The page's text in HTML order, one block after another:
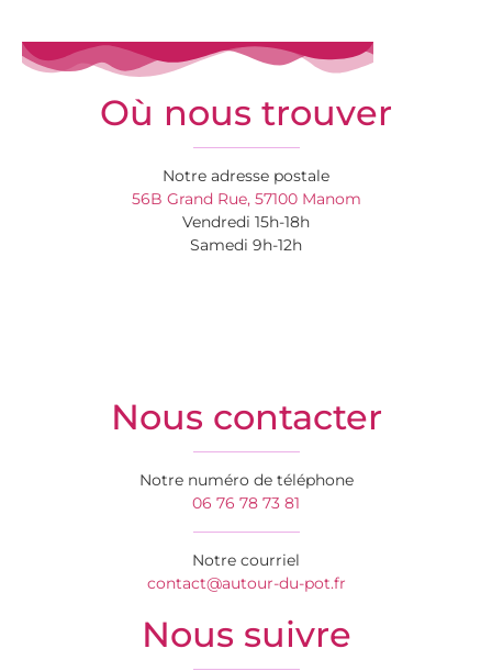
Où nous trouver
Notre adresse postale
56B Grand Rue, 57100 Manom
Vendredi 15h-18h
Samedi 9h-12h
Nous contacter
Notre numéro de téléphone
06 76 78 73 81
Notre courriel
contact@autour-du-pot.fr
Nous suivre